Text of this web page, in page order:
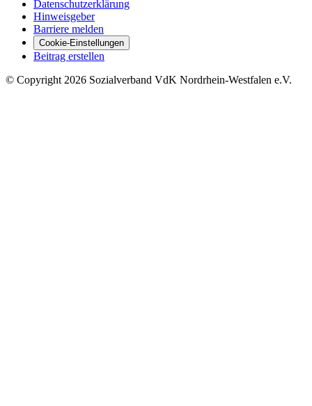
Datenschutzerklärung
Hinweisgeber
Barriere melden
Cookie-Einstellungen
Beitrag erstellen
© Copyright 2026 Sozialverband VdK Nordrhein-Westfalen e.V.